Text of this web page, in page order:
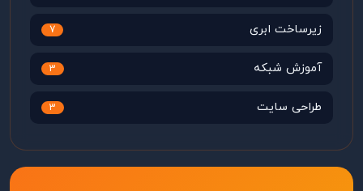
زیرساخت ابری 7
آموزش شبکه 3
طراحی سایت 3